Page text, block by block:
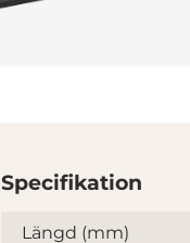
Specifikation
Specifikation
Längd (mm)